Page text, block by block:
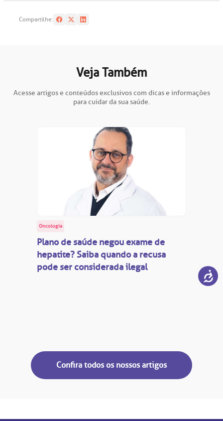
Compartilhe:
Veja Também
Acesse artigos e conteúdos exclusivos com dicas e informações
para cuidar da sua saúde.
Oncologia
Plano de saúde negou exame de
hepatite? Saiba quando a recusa
pode ser considerada ilegal
Confira todos os nossos artigos